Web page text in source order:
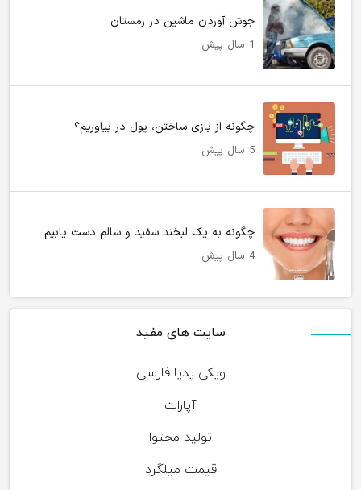
جوش آوردن ماشین در زمستان
1 سال پیش
چگونه از بازی ساختن، پول در بیاوریم؟
5 سال پیش
چگونه به یک لبخند سفید و سالم دست یابیم
4 سال پیش
سایت های مفید
ویکی پدیا فارسی
آپارات
تولید محتوا
قیمت میلگرد